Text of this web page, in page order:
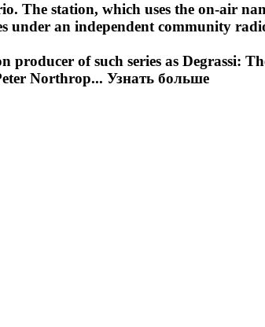
The station, which uses the on-air
under an independent community
of such series as Degrassi:
Northrop... Узнать больше